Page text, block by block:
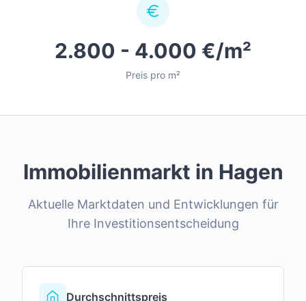
2.800 - 4.000 €/m²
Preis pro m²
Immobilienmarkt in Hagen
Aktuelle Marktdaten und Entwicklungen für
Ihre Investitionsentscheidung
Durchschnittspreis